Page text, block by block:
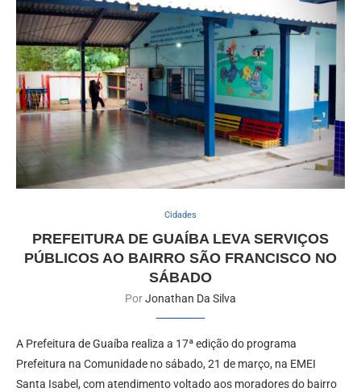
Cidades
PREFEITURA DE GUAÍBA LEVA SERVIÇOS
PÚBLICOS AO BAIRRO SÃO FRANCISCO NO
SÁBADO
PorJonathan Da Silva
A Prefeitura de Guaíba realiza a 17ª edição do programa
Prefeitura na Comunidade no sábado, 21 de março, na EMEI
Santa Isabel, com atendimento voltado aos moradores do bairro